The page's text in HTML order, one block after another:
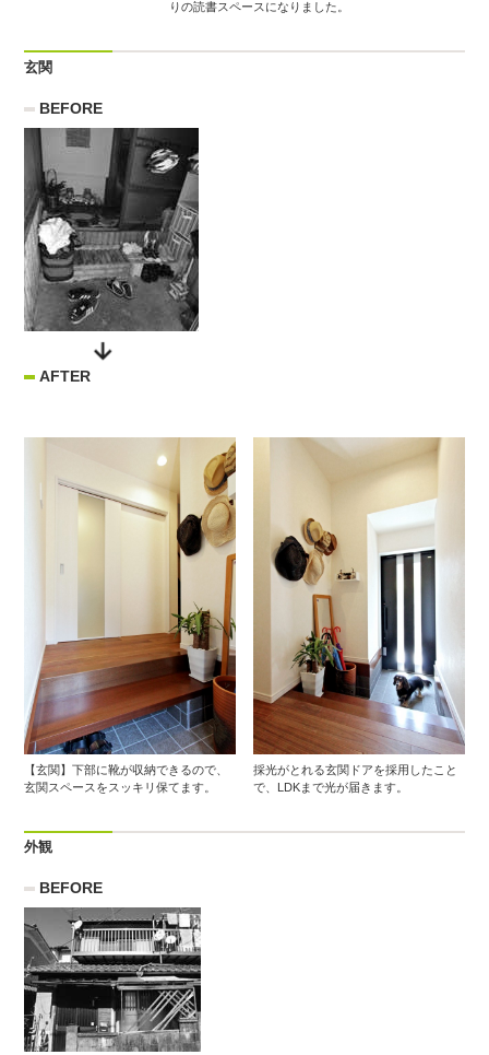
りの読書スペースになりました。
玄関
BEFORE
AFTER
【玄関】下部に靴が収納できるので、
玄関スペースをスッキリ保てます。
採光がとれる玄関ドアを採用したこと
で、LDKまで光が届きます。
外観
BEFORE